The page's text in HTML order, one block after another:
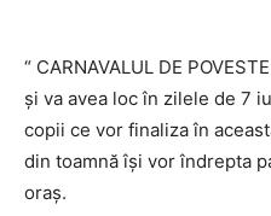
“ CARNAVALUL DE
și va avea loc în zilele de 7
copii ce vor finaliza în
din toamnă își vor îndrepta
oraș.